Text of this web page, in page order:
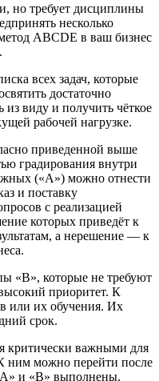
но требует дисциплины
несколько
ABCDE в ваш бизнес
всех задач, которые
достаточно
виду и получить чёткое
рабочей нагрузке.
приведенной выше
градирования внутри
(«А») можно отнести
и поставку
с реализацией
которых приведёт к
а нерешение — к
«В», которые не требуют
приоритет. К
или их обучения. Их
срок.
критически важными для
ним можно перейти после
и «В» выполнены.